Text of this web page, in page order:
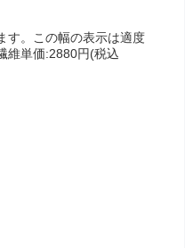
す。この幅の表示は適度
維単価:2880円(税込